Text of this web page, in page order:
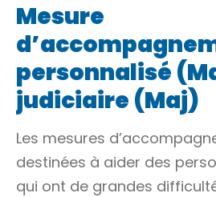
Mesure
personnalisé
judiciaire (Maj)
Les mesures
destinées à aider des
qui ont de grandes